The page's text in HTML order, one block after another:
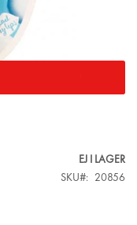
EJ I LAGER
SKU
20856